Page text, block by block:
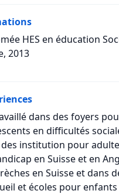
HES en éducation
2013
dans des foyers
en difficultés
institution pour
en Suisse et en
en Suisse et dans
et écoles pour